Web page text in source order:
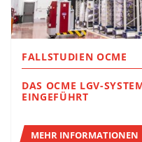
FALLSTUDIEN OCME
DAS OCME LGV-SYSTEM WIRD BEI
EINGEFÜHRT
MEHR INFORMATIONEN